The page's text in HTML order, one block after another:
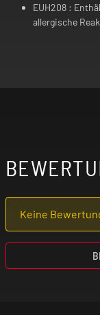
EUH208 :
allergische
Keine